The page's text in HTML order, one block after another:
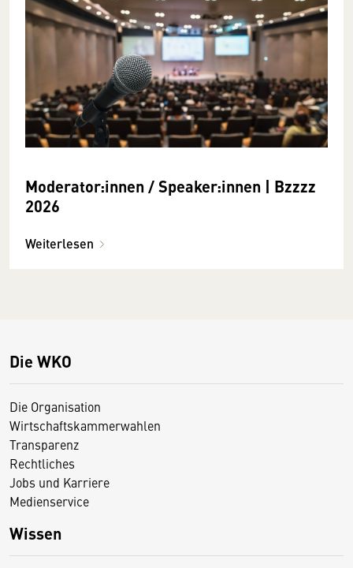
Moderator:innen / Speaker:innen | Bzzzz
2026
Weiterlesen
Die WKO
Die Organisation
Wirtschaftskammerwahlen
Transparenz
Rechtliches
Jobs und Karriere
Medienservice
Wissen